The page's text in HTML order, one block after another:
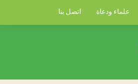
علماء ودعاة اتصل بنا